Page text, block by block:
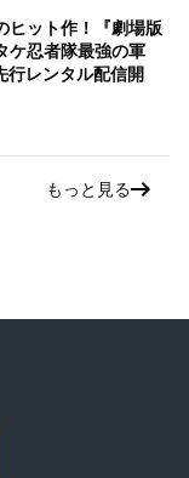
ヒット作！『劇場版
忍者隊最強の軍
行レンタル配信開
もっと見る